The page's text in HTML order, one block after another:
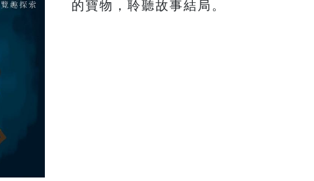
的寶物，聆聽故事結局。